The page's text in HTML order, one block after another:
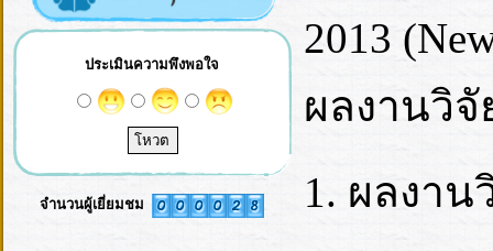
ประเมินความพึงพอใจ
จำนวนผู้เยี่ยมชม
2013
ผลงานวิ
ผลงาน